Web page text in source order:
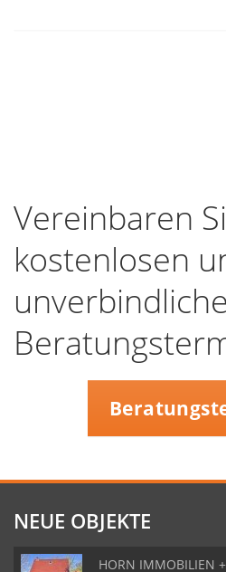
Vereinbaren
kostenlosen
NEUE OBJEKTE
HORN IMMOBILIEN